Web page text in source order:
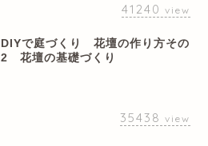
41240 view
DIYで庭づくり 花壇の作り方その
2 花壇の基礎づくり
35438 view